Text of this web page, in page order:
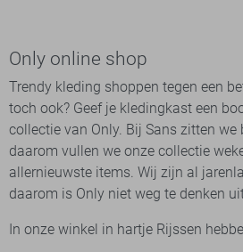
Only online shop
Trendy kleding shoppen tegen een
toch ook? Geef je kledingkast een
collectie van Only. Bij Sans zitten we
daarom vullen we onze collectie
allernieuwste items. Wij zijn al
daarom is Only niet weg te denken
In onze winkel in hartje Rijssen